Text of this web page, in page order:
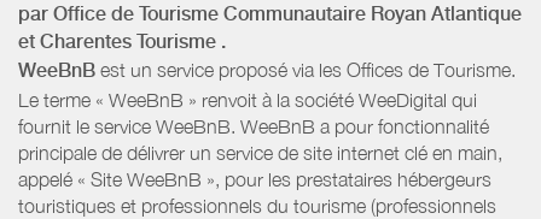
par Office de Tourisme Communautaire Royan Atlantique
et Charentes Tourisme .
WeeBnB est un service proposé via les Offices de Tourisme.
Le terme « WeeBnB » renvoit à la société WeeDigital qui
fournit le service WeeBnB. WeeBnB a pour fonctionnalité
principale de délivrer un service de site internet clé en main,
appelé « Site WeeBnB », pour les prestataires hébergeurs
touristiques et professionnels du tourisme (professionnels